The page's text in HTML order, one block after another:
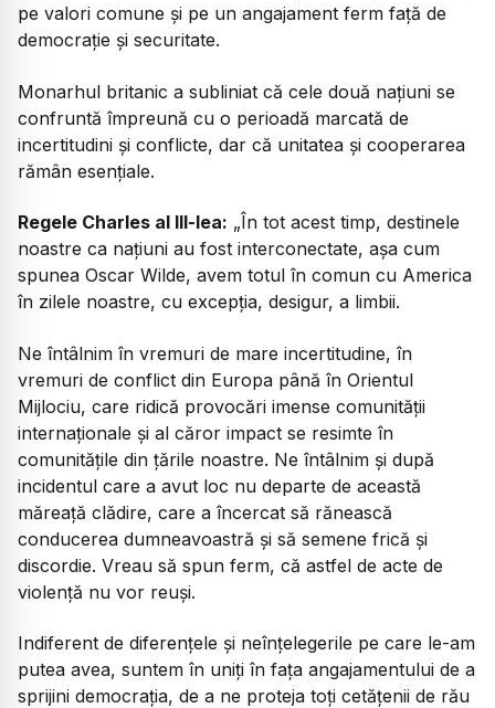
pe valori comune și pe un angajament ferm față de
democrație și securitate.
Monarhul britanic a subliniat că cele două națiuni se
confruntă împreună cu o perioadă marcată de
incertitudini și conflicte, dar că unitatea și cooperarea
rămân esențiale.
Regele Charles al III-lea: „În tot acest timp, destinele
noastre ca națiuni au fost interconectate, așa cum
spunea Oscar Wilde, avem totul în comun cu America
în zilele noastre, cu excepția, desigur, a limbii.
Ne întâlnim în vremuri de mare incertitudine, în
vremuri de conflict din Europa până în Orientul
Mijlociu, care ridică provocări imense comunității
internaționale și al căror impact se resimte în
comunitățile din țările noastre. Ne întâlnim și după
incidentul care a avut loc nu departe de această
măreață clădire, care a încercat să rănească
conducerea dumneavoastră și să semene frică și
discordie. Vreau să spun ferm, că astfel de acte de
violență nu vor reuși.
Indiferent de diferențele și neînțelegerile pe care le-am
putea avea, suntem în uniți în fața angajamentului de a
sprijini democrația, de a ne proteja toți cetățenii de rău